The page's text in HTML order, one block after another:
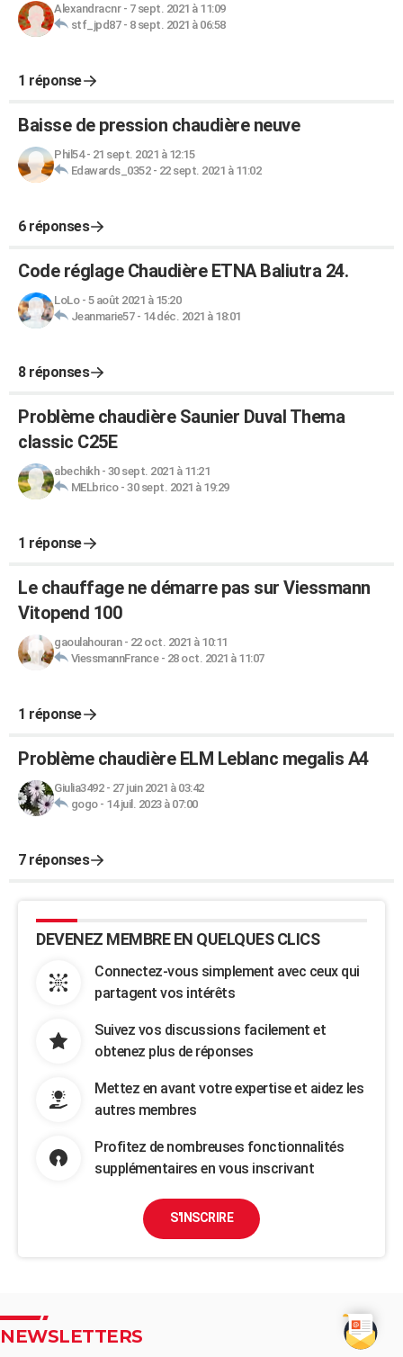
Alexandracnr- 7 sept. 2021 à 11:09
stf_jpd87- 8 sept. 2021 à 06:58
1 réponse
Baisse de pression chaudière neuve
Phil54- 21 sept. 2021 à 12:15
Edawards_0352- 22 sept. 2021 à 11:02
6 réponses
Code réglage Chaudière ETNA Baliutra 24.
LoLo- 5 août 2021 à 15:20
Jeanmarie57- 14 déc. 2021 à 18:01
8 réponses
Problème chaudière Saunier Duval Thema
classic C25E
abechikh- 30 sept. 2021 à 11:21
MELbrico- 30 sept. 2021 à 19:29
1 réponse
Le chauffage ne démarre pas sur Viessmann
Vitopend 100
gaoulahouran- 22 oct. 2021 à 10:11
ViessmannFrance- 28 oct. 2021 à 11:07
1 réponse
Problème chaudière ELM Leblanc megalis A4
Giulia3492- 27 juin 2021 à 03:42
gogo- 14 juil. 2023 à 07:00
7 réponses
DEVENEZ MEMBRE EN QUELQUES CLICS
Connectez-vous simplement avec ceux qui
partagent vos intérêts
Suivez vos discussions facilement et
obtenez plus de réponses
Mettez en avant votre expertise et aidez les
autres membres
Profitez de nombreuses fonctionnalités
supplémentaires en vous inscrivant
S'INSCRIRE
NEWSLETTERS